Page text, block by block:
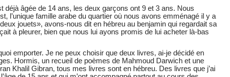
déjà âgée de 14 ans, les deux garçons ont 9 et 3 ans. Nous
l’unique famille arabe du quartier où nous avons emménagé il y a
jouets», avons-nous dit en hébreu au benjamin qui regardait sa
à pleurer, bien que nous lui ayons promis de lui acheter là-bas
emporter. Je ne peux choisir que deux livres, ai-je décidé en
Hormis, un recueil de poèmes de Mahmoud Darwich et une
Khalil Gibran, tous mes livres sont en hébreu. Des livres que j’ai